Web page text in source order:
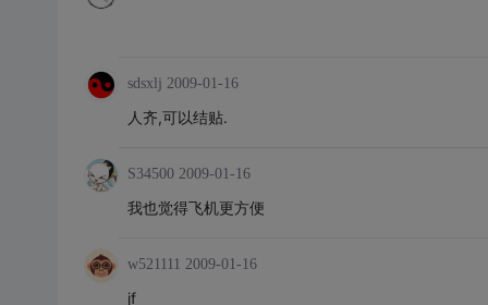
sdsxlj 2009-01-16
人齐,可以结贴.
S34500 2009-01-16
我也觉得飞机更方便
w521111 2009-01-16
jf